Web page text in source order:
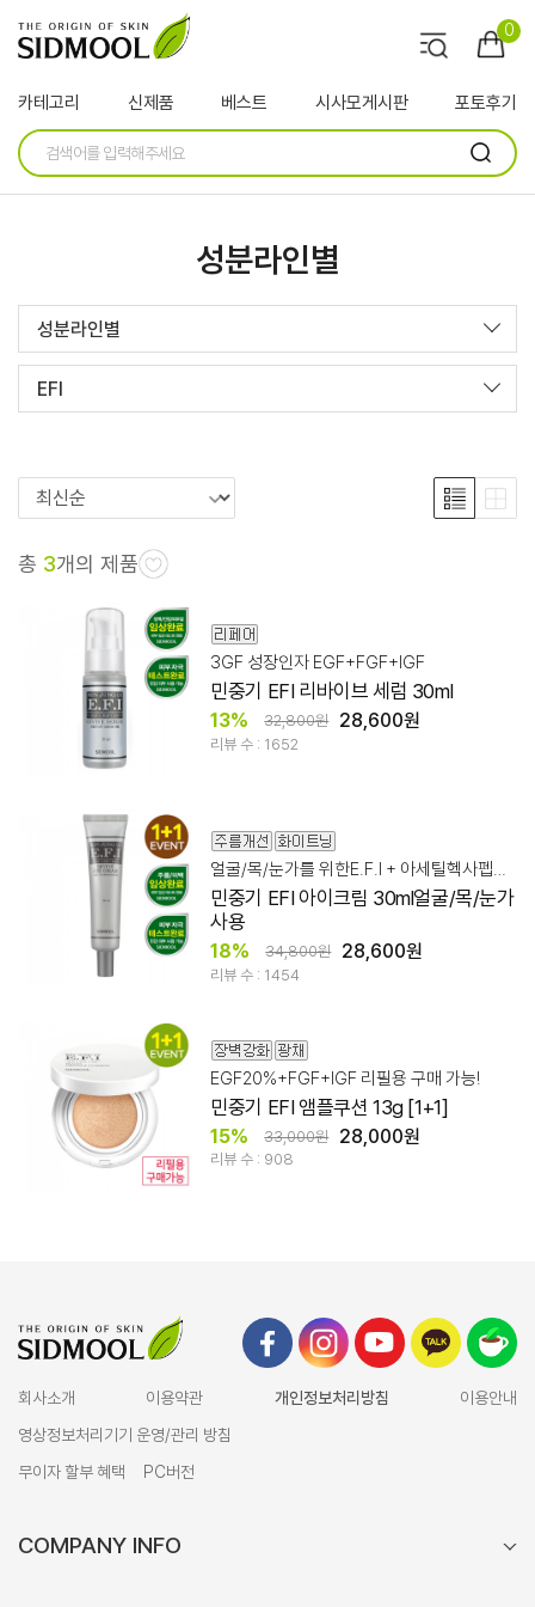
0
카테고리 신제품 베스트 시사모게시판 포토후기
성분라인별
성분라인별
EFI
총 3개의 제품
3GF 성장인자 EGF+FGF+IGF
민중기 EFI 리바이브 세럼 30ml
13% 32,800원 28,600원
리뷰 수 : 1652
얼굴/목/눈가를 위한E.F.I + 아세틸헥사펩타이드-8 10ppm,64%
민중기 EFI 아이크림 30ml얼굴/목/눈가
사용
18% 34,800원 28,600원
리뷰 수 : 1454
EGF20%+FGF+IGF 리필용 구매 가능!
민중기 EFI 앰플쿠션 13g [1+1]
15% 33,000원 28,000원
리뷰 수 : 908
회사소개 이용약관 개인정보처리방침
이용안내
영상정보처리기기 운영/관리 방침
무이자 할부 혜택
PC버전
COMPANY INFO